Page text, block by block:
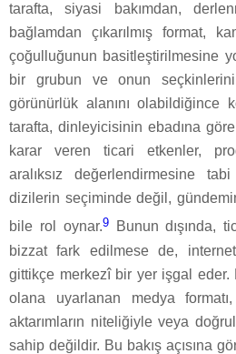
tarafta, siyasi bakımdan,
bağlamdan çıkarılmış format,
çoğulluğunun basitleştirilmesine
bir grubun ve onun
görünürlük alanını olabildiğince
tarafta, dinleyicisinin ebadına göre
karar veren ticari etkenler,
aralıksız değerlendirmesine
dizilerin seçiminde değil,
bile rol oynar.9Bunun dışında,
bizzat fark edilmese de,
gittikçe merkezî bir yer işgal eder.
olana uyarlanan medya
aktarımların niteliğiyle veya
sahip değildir. Bu bakış açısına